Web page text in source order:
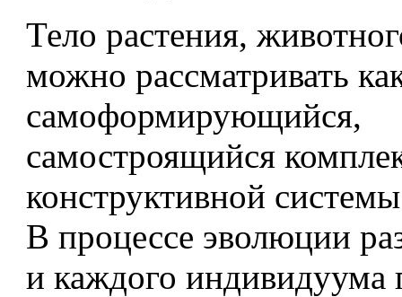
Тело растения,
можно рассматривать
самоформирующийся,
самостроящийся
конструктивной
В процессе эволюции
и каждого индивидуума